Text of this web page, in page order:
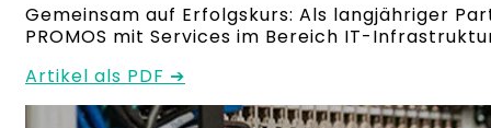
Gemeinsam auf Erfolgskurs: Als langjähriger
PROMOS mit Services im Bereich IT-
Artikel als PDF ➔